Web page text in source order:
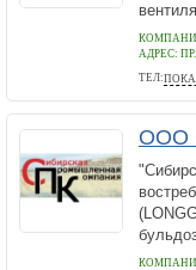
АДРЕС:
ТЕЛ:
ООО